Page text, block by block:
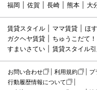
福岡
佐賀 長崎 熊本 大
賃貸スタイル ママ賃貸 ほ
ガクヘヤ賃貸
ちゅうこだて！
すまいさてい
賃貸スタイル
お問い合わせ 利用規約
プ
行動履歴情報について